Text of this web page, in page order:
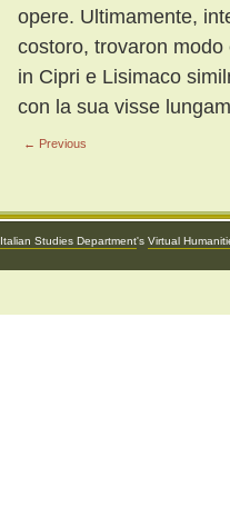
opere. Ultimamente,
costoro, trovaron
in Cipri e Lisimaco
con la sua visse
← Previous
Italian Studies Department's Virtual